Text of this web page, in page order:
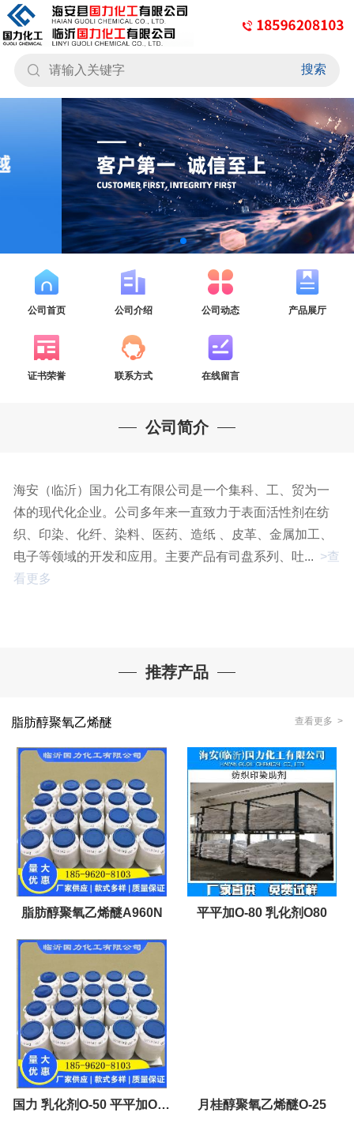
搜索
公司首页 公司介绍 公司动态 产品展厅
证书荣誉 联系方式 在线留言
公司简介
海安（临沂）国力化工有限公司是一个集科、工、贸为一
体的现代化企业。公司多年来一直致力于表面活性剂在纺
织、印染、化纤、染料、医药、造纸 、皮革、金属加工、
电子等领域的开发和应用。主要产品有司盘系列、吐... >查
看更多
推荐产品
脂肪醇聚氧乙烯醚 查看更多 >
脂肪醇聚氧乙烯醚A960N 平平加O-80 乳化剂O80
国力 乳化剂O-50 平平加O50 月桂醇聚氧乙烯醚O-25